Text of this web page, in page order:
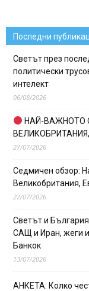
Последни
Светът през
политически
интелект
06/08/2026
НАЙ-ВАЖНОТО
27/07/2026
Седмичен обзор:
Великобритания,
22/07/2026
Светът и
САЩ и Иран, жеги
Банкок
13/07/2026
АНКЕТА: Колко